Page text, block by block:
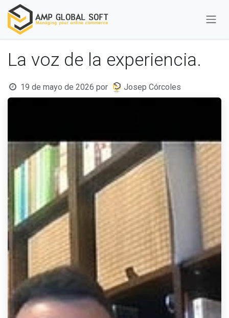
Ir al contenido
La voz de la experiencia.
19 de mayo de 2026 por Josep Córcoles